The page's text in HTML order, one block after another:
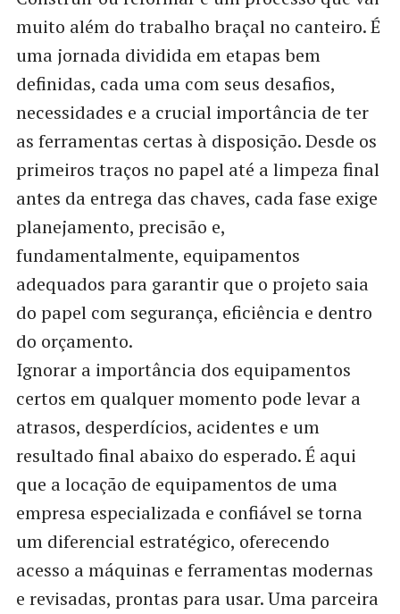
muito além do trabalho braçal no canteiro. É
uma jornada dividida em etapas bem
definidas, cada uma com seus desafios,
necessidades e a crucial importância de ter
as ferramentas certas à disposição. Desde os
primeiros traços no papel até a limpeza final
antes da entrega das chaves, cada fase exige
planejamento, precisão e,
fundamentalmente, equipamentos
adequados para garantir que o projeto saia
do papel com segurança, eficiência e dentro
do orçamento.
Ignorar a importância dos equipamentos
certos em qualquer momento pode levar a
atrasos, desperdícios, acidentes e um
resultado final abaixo do esperado. É aqui
que a locação de equipamentos de uma
empresa especializada e confiável se torna
um diferencial estratégico, oferecendo
acesso a máquinas e ferramentas modernas
e revisadas, prontas para usar. Uma parceira